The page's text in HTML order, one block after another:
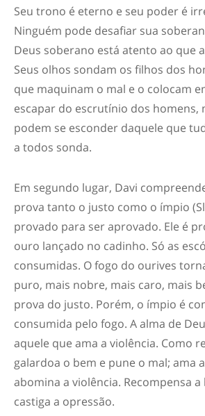
Seu trono é eterno e seu poder é
Ninguém pode desafiar sua
Deus soberano está atento ao que
Seus olhos sondam os filhos dos
que maquinam o mal e o colocam
escapar do escrutínio dos homens,
podem se esconder daquele que
a todos sonda.
Em segundo lugar, Davi
prova tanto o justo como o ímpio
provado para ser aprovado. Ele é
ouro lançado no cadinho. Só as
consumidas. O fogo do ourives
puro, mais nobre, mais caro, mais
prova do justo. Porém, o ímpio é
consumida pelo fogo. A alma de
aquele que ama a violência. Como
galardoa o bem e pune o mal; ama
abomina a violência. Recompensa a
castiga a opressão.